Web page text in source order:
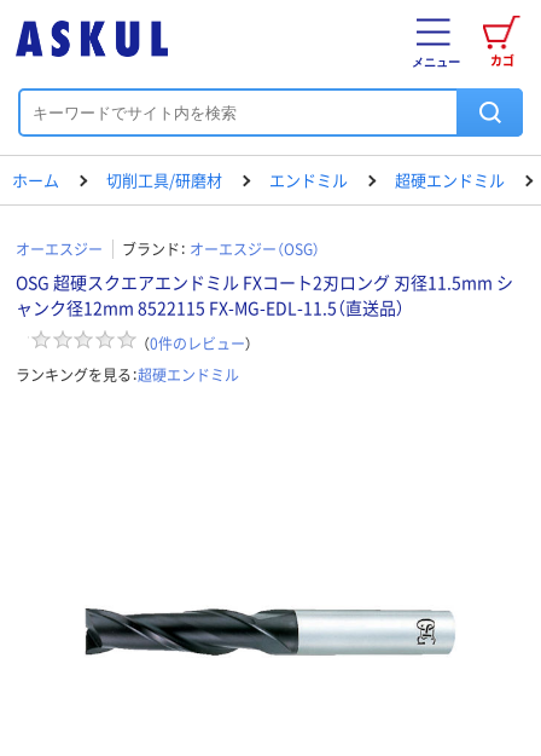
カゴ
メニュー
ホーム 切削工具/研磨材 エンドミル 超硬エンドミル
オーエスジー ブランド： オーエスジー（OSG）
OSG 超硬スクエアエンドミル FXコート2刃ロング 刃径11.5mm シ
ャンク径12mm 8522115 FX-MG-EDL-11.5（直送品）
（0件のレビュー）
ランキングを見る：超硬エンドミル